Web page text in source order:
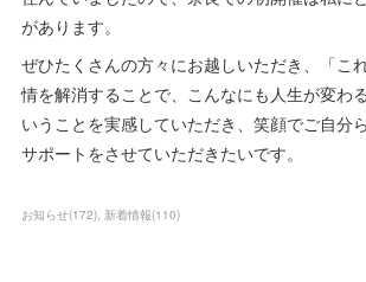
があります。
ぜひたくさんの方々にお越しいただき、「こ
情を解消することで、こんなにも人生が変わ
いうことを実感していただき、笑顔でご自分
サポートをさせていただきたいです。
お知らせ(172) 新着情報(110)